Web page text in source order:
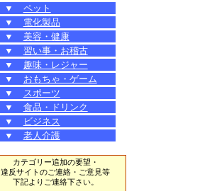
▼
ペット
▼
電化製品
▼
美容・健康
▼
習い事・お稽古
▼
趣味・レジャー
▼
おもちゃ・ゲーム
▼
スポーツ
▼
食品・ドリンク
▼
ビジネス
▼
老人介護
カテゴリー追加の要望・
違反サイトのご連絡・ご意見等
下記よりご連絡下さい。